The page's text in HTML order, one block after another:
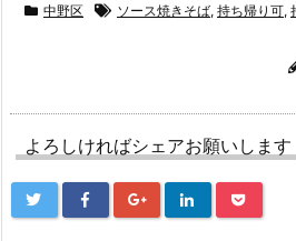
中野区 ソース焼きそば, 持ち帰り可,
よろしければシェアお願いします